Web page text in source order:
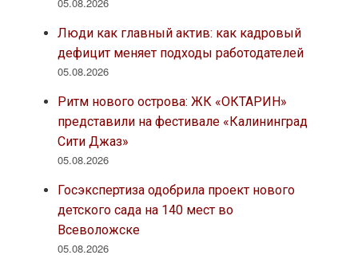
Люди как главный актив: как кадровый
дефицит меняет подходы работодателей
05.08.2026
Ритм нового острова: ЖК «ОКТАРИН»
представили на фестивале «Калининград
Сити Джаз»
05.08.2026
Госэкспертиза одобрила проект нового
детского сада на 140 мест во
Всеволожске
05.08.2026